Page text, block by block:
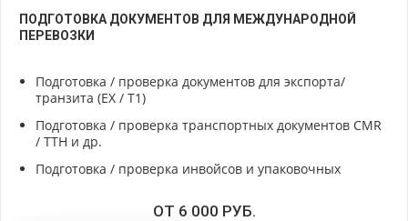
ПОДГОТОВКА ДОКУМЕНТОВ ДЛЯ МЕЖДУНАРОДНОЙ
ПЕРЕВОЗКИ
Подготовка / проверка документов для экспорта/
транзита (EX / T1)
Подготовка / проверка транспортных документов CMR
/ ТТН и др.
Подготовка / проверка инвойсов и упаковочных
ОТ 6 000 РУБ.